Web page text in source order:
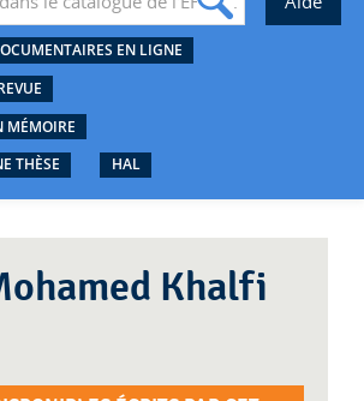
EN LIGNE
MÉMOIRE
THÈSE
HAL
Mohamed Khalfi